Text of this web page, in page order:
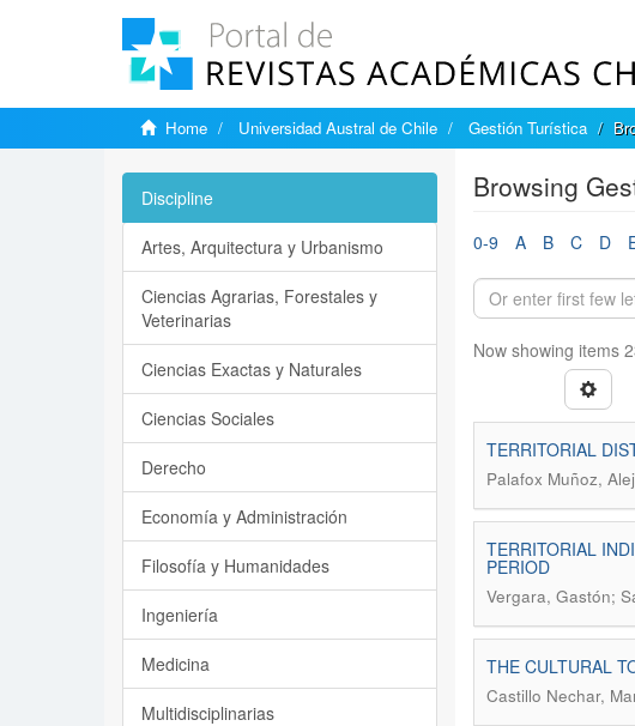
Home Universidad Austral de Chile Gestión Turística
Browsing
0-9 A B C D
Now showing items
TERRITORIAL
Palafox Muñoz,
TERRITORIAL
PERIOD
Vergara, Gastón;
THE CULTURAL
Castillo Nechar,
Discipline
Artes, Arquitectura y Urbanismo
Ciencias Agrarias, Forestales y
Veterinarias
Ciencias Exactas y Naturales
Ciencias Sociales
Derecho
Economía y Administración
Filosofía y Humanidades
Ingeniería
Medicina
Multidisciplinarias